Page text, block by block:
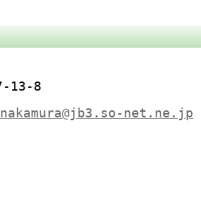
13-8
net.ne.jp